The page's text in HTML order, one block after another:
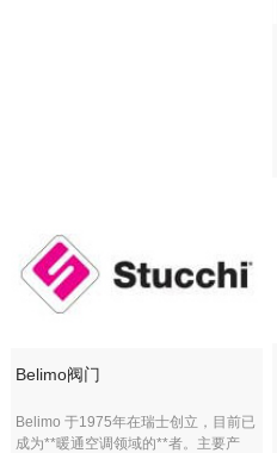
Belimo阀门
Belimo 于1975年在瑞士创立，目前已
成为**暖通空调领域的**者。主要产